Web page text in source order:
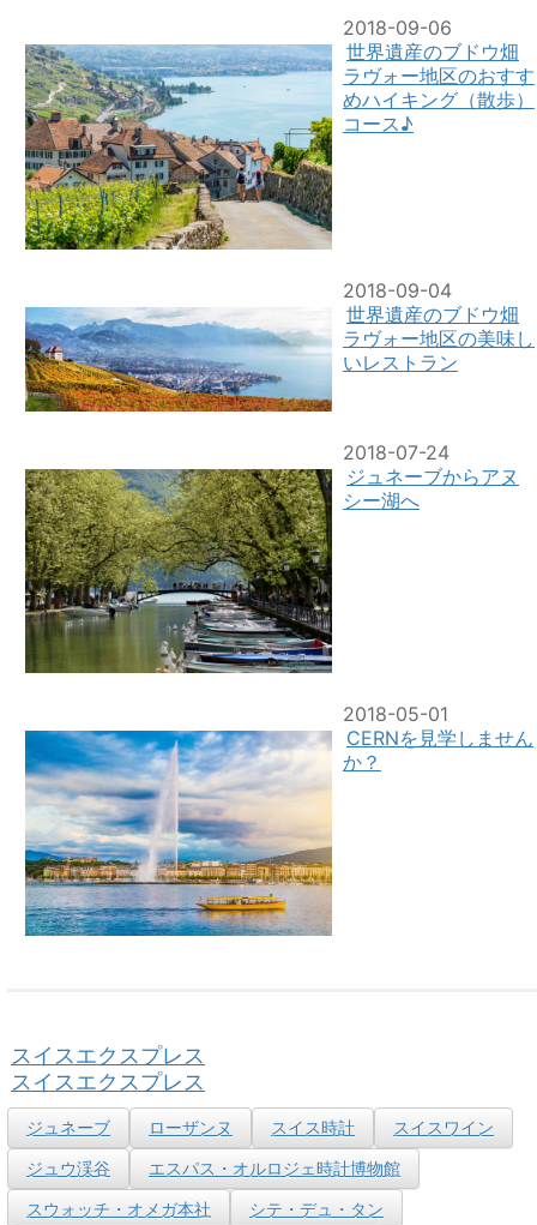
2018-09-06
世界遺産のブドウ畑
ラヴォー地区のおすす
めハイキング（散歩）
コース♪
2018-09-04
世界遺産のブドウ畑
ラヴォー地区の美味し
いレストラン
2018-07-24
ジュネーブからアヌ
シー湖へ
2018-05-01
CERNを見学しません
か？
スイスエクスプレス
スイスエクスプレス
ジュネーブ ローザンヌ スイス時計
スイスワイン
ジュウ渓谷
エスパス・オルロジェ時計博物館
スウォッチ・オメガ本社
シテ・デュ・タン